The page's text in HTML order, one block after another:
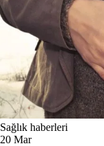
Sağlık haberleri
20 Mar